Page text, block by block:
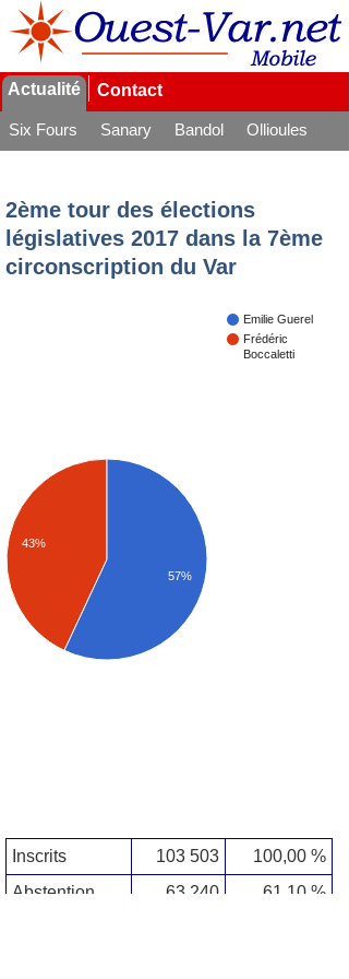
Actualité Contact
Six Fours Sanary Bandol
Ollioules
2ème tour des élections
législatives 2017 dans la 7ème
circonscription du Var
Emilie Guerel
Frédéric
Boccaletti
43%
57%
Inscrits 103 503
100,00 %
Abstention
63 240
61,10 %